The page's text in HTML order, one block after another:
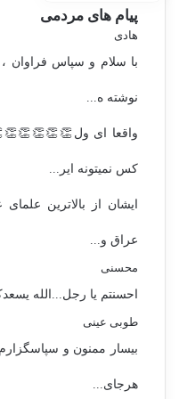
پیام های مردمی
هادی
با سلام و سپاس فراوان
نوشته ه...
واقعا ای
کس نمیتونه ایر...
ایشان از بالاترین
عراق و...
محسنی
احسنتم یا رجل...الله
طوبی عینی
بیسار ممنون و
هرجای...